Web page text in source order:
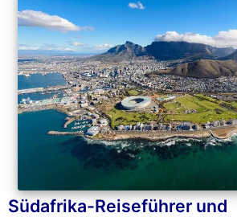
Südafrika-Reiseführer und